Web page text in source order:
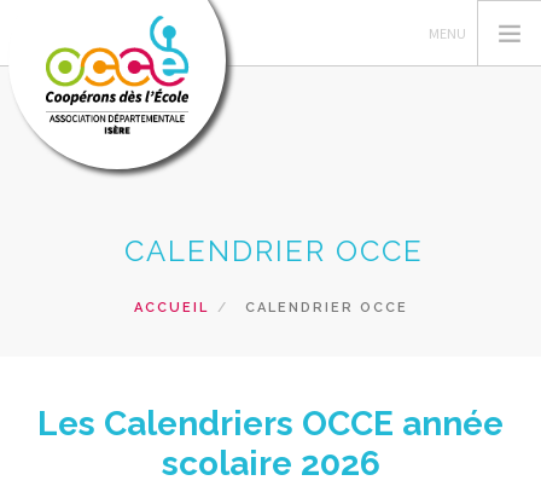
GERER SA COOPERATIVE
CALENDRIER OCCE
ACCUEIL CALENDRIER OCCE
Les Calendriers OCCE année
scolaire 2026